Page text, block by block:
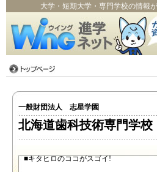
大学・短期大学・専門学校の情報
一般財団法人 志星学園
北海道歯科技術専門学校
■キタヒロのココがスゴイ!